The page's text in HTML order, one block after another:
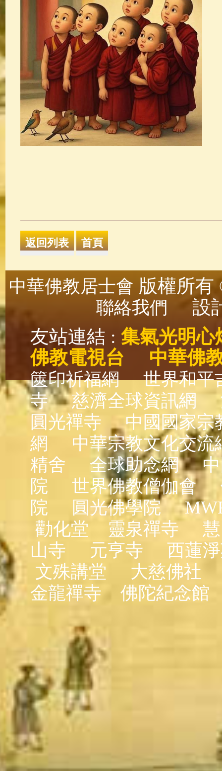
中華佛教居士會 版權所
聯絡我們
設
友站連結 : 集氣光明心
佛教電視台
中華佛
篋印祈福網
世界和平
寺
慈濟全球資訊網
圓光禪寺
中國國家宗
網
中華宗教文化交流
精舍
全球助念網
院
世界佛教僧伽會
院
圓光佛學院
勸化堂
靈泉禪寺
山寺
元亨寺
西蓮
文殊講堂
大慈佛社
金龍禪寺
佛陀紀念館